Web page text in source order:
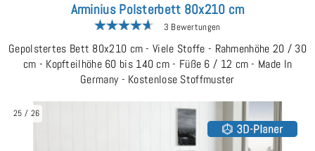
Arminius Polsterbett 80x210 cm
3 Bewertungen
Gepolstertes Bett 80x210 cm - Viele Stoffe - Rahmenhöhe 20 / 30
cm - Kopfteilhöhe 60 bis 140 cm - Füße 6 / 12 cm - Made In
Germany - Kostenlose Stoffmuster
25 / 26